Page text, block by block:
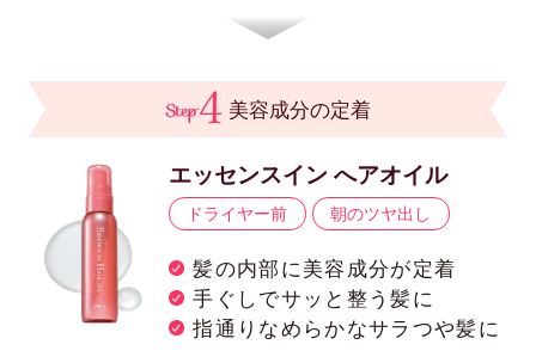
美容成分の定着
エッセンスイン へアオイル
ドライヤー前 朝のツヤ出し
髪の内部に美容成分が定着
手ぐしでサッと整う髪に
指通りなめらかなサラつや髪に